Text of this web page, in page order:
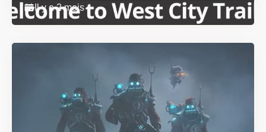
Il y a 2 mois